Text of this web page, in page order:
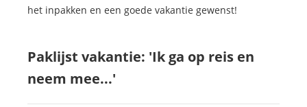
het inpakken en een goede vakantie gewenst!
Paklijst vakantie: 'Ik ga op reis en
neem mee...'